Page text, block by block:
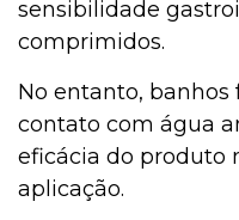
sensibilidade
comprimidos.
No entanto, banhos
contato com água
eficácia do produto
aplicação.